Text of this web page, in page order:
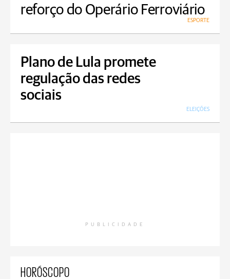
reforço do Operário Ferroviário
ESPORTE
Plano de Lula promete
regulação das redes
sociais
ELEIÇÕES
PUBLICIDADE
HORÓSCOPO